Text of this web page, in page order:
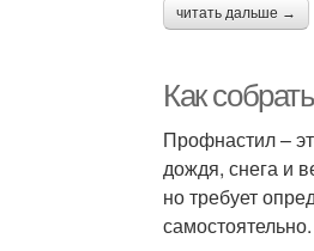
читать дальше →
Как
Профнастил –
дождя, снега и
но требует
самостоятельно.